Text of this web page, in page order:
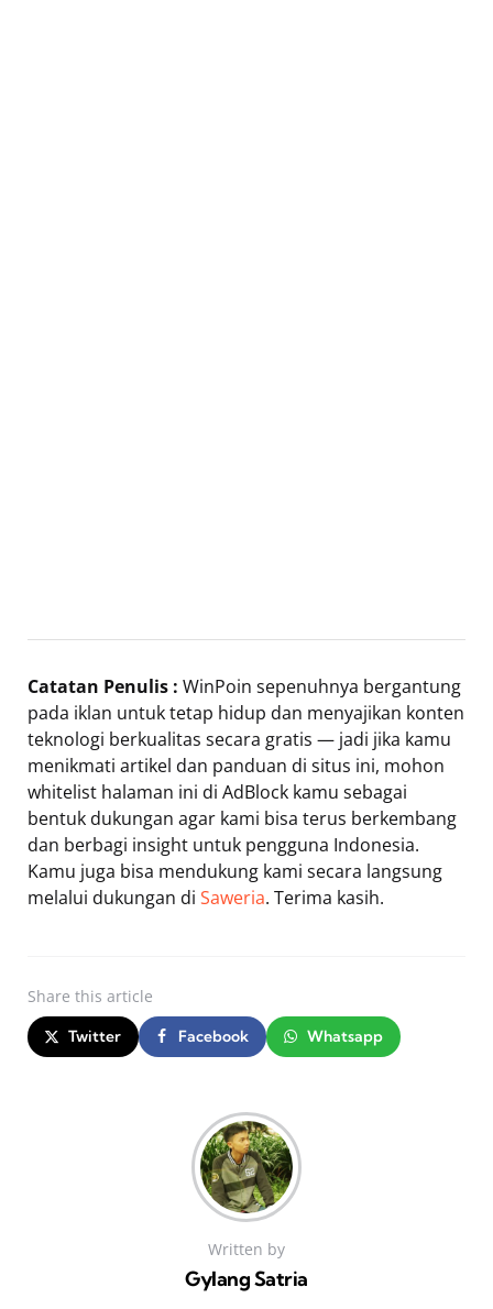
Catatan Penulis : WinPoin sepenuhnya bergantung
pada iklan untuk tetap hidup dan menyajikan konten
teknologi berkualitas secara gratis — jadi jika kamu
menikmati artikel dan panduan di situs ini, mohon
whitelist halaman ini di AdBlock kamu sebagai
bentuk dukungan agar kami bisa terus berkembang
dan berbagi insight untuk pengguna Indonesia.
Kamu juga bisa mendukung kami secara langsung
melalui dukungan di Saweria. Terima kasih.
Share this article
Twitter Facebook Whatsapp
Written by
Gylang Satria